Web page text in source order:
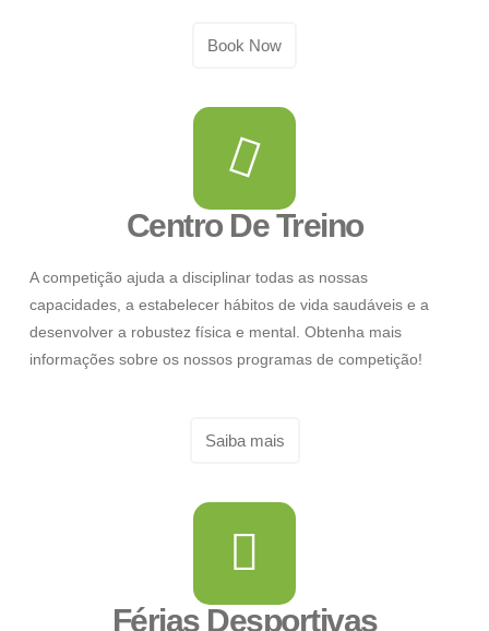
Book Now
Centro De Treino
A competição ajuda a disciplinar todas as nossas
capacidades, a estabelecer hábitos de vida saudáveis e a
desenvolver a robustez física e mental. Obtenha mais
informações sobre os nossos programas de competição!
Saiba mais
Férias Desportivas